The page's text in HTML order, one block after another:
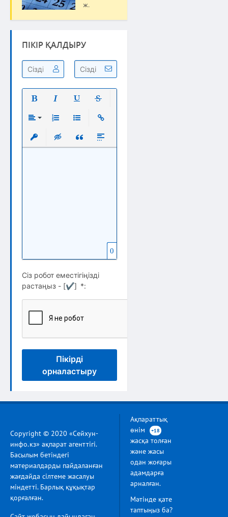
ж.
ПІКІР ҚАЛДЫРУ
Вставить защищенную ссылку
Вставка скрытого текста
Вставка цитаты
Вставка спойлера
0
Сіз робот еместігіңізді
растаңыз - [✔] *:
Пікірді
орналастыру
Copyright © 2020 «Сейхун-
инфо.кз» ақпарат агенттігі.
Басылым бетіндегі
материалдарды пайдаланған
жағдайда сілтеме жасалуы
міндетті. Барлық құқықтар
қорғалған.
Ақпараттық
өнім
+18
жасқа толған
және жасы
одан жоғары
адамдарға
арналған.
Мәтінде қате
таптыңыз ба?